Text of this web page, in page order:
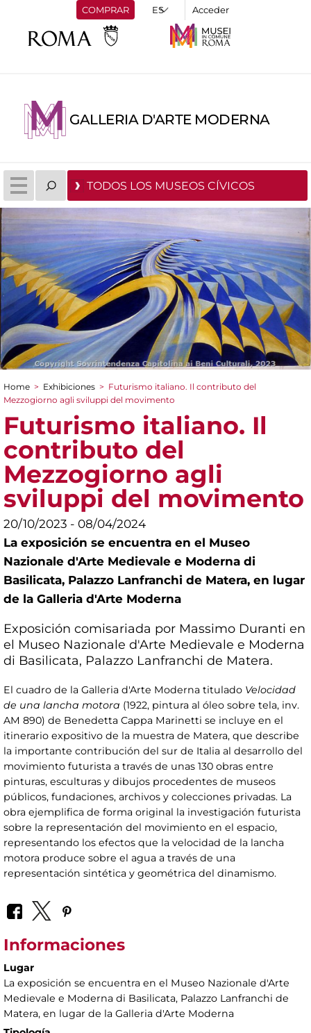
COMPRAR Acceder
GALLERIA D'ARTE MODERNA
TODOS LOS MUSEOS CÍVICOS
You are here
Home > Exhibiciones > Futurismo italiano. Il contributo del
Mezzogiorno agli sviluppi del movimento
Futurismo italiano. Il
contributo del
Mezzogiorno agli
sviluppi del movimento
20/10/2023 - 08/04/2024
La exposición se encuentra en el Museo
Nazionale d'Arte Medievale e Moderna di
Basilicata, Palazzo Lanfranchi de Matera, en lugar
de la Galleria d'Arte Moderna
Exposición comisariada por Massimo Duranti en
el Museo Nazionale d'Arte Medievale e Moderna
di Basilicata, Palazzo Lanfranchi de Matera.
El cuadro de la Galleria d'Arte Moderna titulado Velocidad
de una lancha motora (1922, pintura al óleo sobre tela, inv.
AM 890) de Benedetta Cappa Marinetti se incluye en el
itinerario expositivo de la muestra de Matera, que describe
la importante contribución del sur de Italia al desarrollo del
movimiento futurista a través de unas 130 obras entre
pinturas, esculturas y dibujos procedentes de museos
públicos, fundaciones, archivos y colecciones privadas. La
obra ejemplifica de forma original la investigación futurista
sobre la representación del movimiento en el espacio,
representando los efectos que la velocidad de la lancha
motora produce sobre el agua a través de una
representación sintética y geométrica del dinamismo.
Informaciones
Lugar
La exposición se encuentra en el Museo Nazionale d'Arte
Medievale e Moderna di Basilicata, Palazzo Lanfranchi de
Matera, en lugar de la Galleria d'Arte Moderna